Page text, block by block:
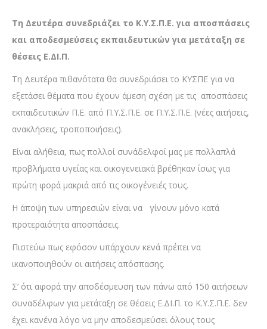
Τη Δευτέρα συνεδριάζει το Κ.Υ.Σ.Π.Ε. για αποσπάσεις
και αποδεσμεύσεις εκπαιδευτικών για μετάταξη σε
θέσεις Ε.ΔΙ.Π.
Τη Δευτέρα πιθανότατα θα συνεδριάσει το ΚΥΣΠΕ για να
εξετάσει θέματα που έχουν άμεση σχέση με τις αποσπάσεις
εκπαιδευτικών Π.Ε. από Π.Υ.Σ.Π.Ε. σε Π.Υ.Σ.Π.Ε. (νέες αιτήσεις,
ανακλήσεις, τροποποιήσεις).
Είναι αλήθεια, πως πολλοί συνάδελφοί μας με πολλαπλά
προβλήματα υγείας και οικογενειακά βρέθηκαν ίσως για
πρώτη φορά μακριά από τις οικογένειές τους.
Η άποψη των υπηρεσιών είναι να γίνουν μόνο κατά
προτεραιότητα αποσπάσεις.
Πιστεύω πως εφόσον υπάρχουν κενά πρέπει να
ικανοποιηθούν οι αιτήσεις απόσπασης.
Σ’ ότι αφορά την αποδέσμευση των πάνω από 150 αιτήσεων
συναδέλφων για μετάταξη σε θέσεις Ε.ΔΙ.Π. το Κ.Υ.Σ.Π.Ε. δεν
έχει κανένα λόγο να μην αποδεσμεύσει όλους τους